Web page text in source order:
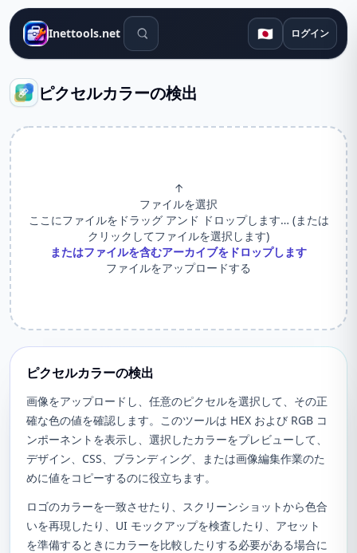
Inettools.net 検索ツール 🇯🇵 ログイン
ピクセルカラーの検出
↑
ファイルを選択
ここにファイルをドラッグ アンド ドロップします… (または
クリックしてファイルを選択します)
またはファイルを含むアーカイブをドロップします
ファイルをアップロードする
ピクセルカラーの検出
画像をアップロードし、任意のピクセルを選択して、その正
確な色の値を確認します。このツールは HEX および RGB コ
ンポーネントを表示し、選択したカラーをプレビューして、
デザイン、CSS、ブランディング、または画像編集作業のた
めに値をコピーするのに役立ちます。
ロゴのカラーを一致させたり、スクリーンショットから色合
いを再現したり、UI モックアップを検査したり、アセット
を準備するときにカラーを比較したりする必要がある場合に